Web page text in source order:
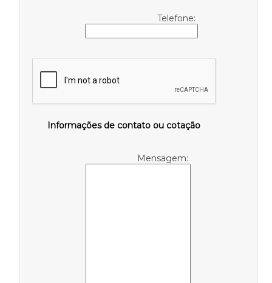
Telefone:
Informações de contato ou cotação
Mensagem: